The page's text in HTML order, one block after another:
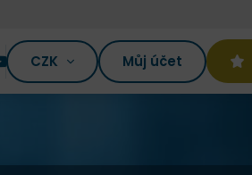
CZK Můj účet